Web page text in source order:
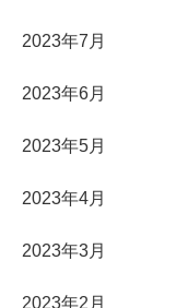
2023年7月
2023年6月
2023年5月
2023年4月
2023年3月
2023年2月